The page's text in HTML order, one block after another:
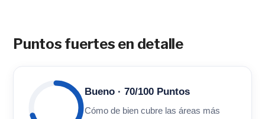
Puntos fuertes en detalle
Bueno · 70/100 Puntos
Cómo de bien cubre las áreas más